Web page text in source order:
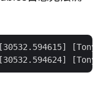
[TonyBai]-